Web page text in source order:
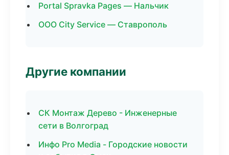
Portal Spravka Pages — Нальчик
ООО City Service — Ставрополь
Другие компании
СК Монтаж Дерево - Инженерные
сети в Волгоград
Инфо Pro Media - Городские новости